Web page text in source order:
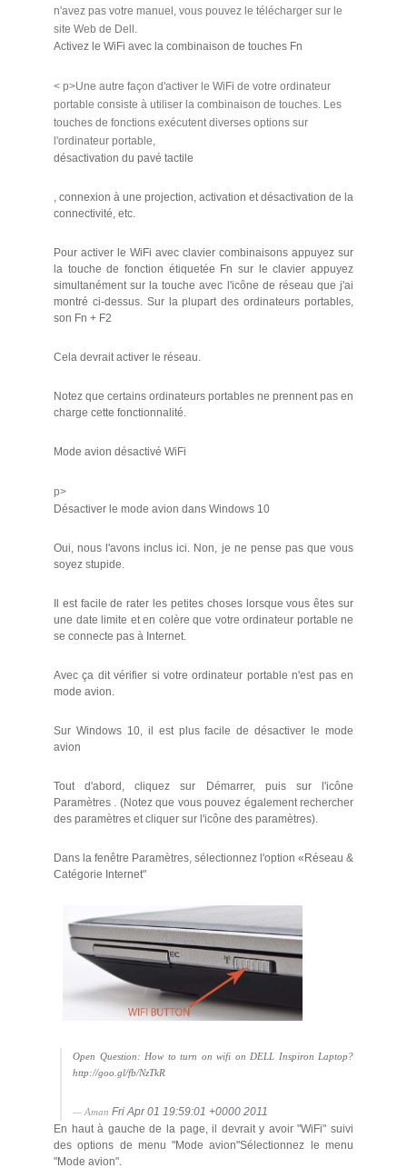
n'avez pas votre manuel, vous pouvez le télécharger sur le
site Web de Dell.
Activez le WiFi avec la combinaison de touches Fn
< p>Une autre façon d'activer le WiFi de votre ordinateur
portable consiste à utiliser la combinaison de touches. Les
touches de fonctions exécutent diverses options sur
l'ordinateur portable,
désactivation du pavé tactile
, connexion à une projection, activation et désactivation de la
connectivité, etc.
Pour activer le WiFi avec clavier combinaisons appuyez sur
la touche de fonction étiquetée Fn sur le clavier appuyez
simultanément sur la touche avec l'icône de réseau que j'ai
montré ci-dessus. Sur la plupart des ordinateurs portables,
son Fn + F2
Cela devrait activer le réseau.
Notez que certains ordinateurs portables ne prennent pas en
charge cette fonctionnalité.
Mode avion désactivé WiFi
p>
Désactiver le mode avion dans Windows 10
Oui, nous l'avons inclus ici. Non, je ne pense pas que vous
soyez stupide.
Il est facile de rater les petites choses lorsque vous êtes sur
une date limite et en colère que votre ordinateur portable ne
se connecte pas à Internet.
Avec ça dit vérifier si votre ordinateur portable n'est pas en
mode avion.
Sur Windows 10, il est plus facile de désactiver le mode
avion
Tout d'abord, cliquez sur Démarrer, puis sur l'icône
Paramètres . (Notez que vous pouvez également rechercher
des paramètres et cliquer sur l'icône des paramètres).
Dans la fenêtre Paramètres, sélectionnez l'option «Réseau &
Catégorie Internet"
Open Question: How to turn on wifi on DELL Inspiron Laptop?
http://goo.gl/fb/NzTkR
— Aman Fri Apr 01 19:59:01 +0000 2011
En haut à gauche de la page, il devrait y avoir "WiFi" suivi
des options de menu "Mode avion"Sélectionnez le menu
"Mode avion".